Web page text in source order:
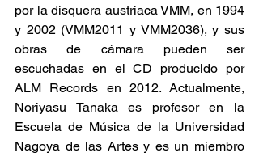
por la disquera austriaca VMM, en 1994
y 2002 (VMM2011 y VMM2036), y sus
obras de cámara pueden ser
escuchadas en el CD producido por
ALM Records en 2012. Actualmente,
Noriyasu Tanaka es profesor en la
Escuela de Música de la Universidad
Nagoya de las Artes y es un miembro